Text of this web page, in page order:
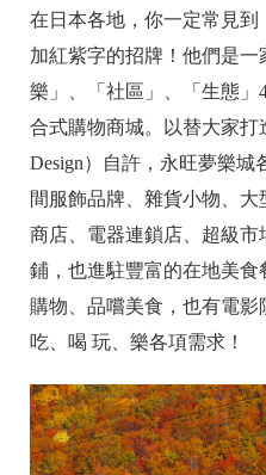
在日本各地，你一定常見
加紅紫字的招牌！他們是
樂」、「社區」、「生態
合式購物商城。以替大家
Design）自許，永旺夢樂
間服飾品牌、雜貨小物、
商店、電器連鎖店、超級
鋪，也進駐豐富的在地美
購物、品嚐美食，也有電
吃、喝 玩、樂各項需求！